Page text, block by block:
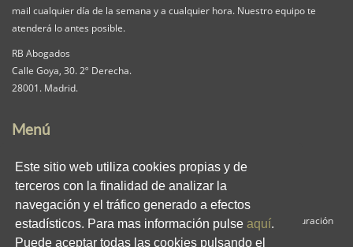
Este sitio web utiliza cookies propias y de
terceros con la finalidad de analizar la
navegación y el tráfico generado a efectos
estadísticos. Para mas información pulseaquí.
Puede aceptar todas las cookies pulsando el
mail cualquier día de la semana y a cualquier hora. Nuestro equipo te
atenderá lo antes posible.
RB Abogados
Calle Goya, 30. 2º Derecha.
28001. Madrid.
Menú
Nuestra Firma Servicios
Pack iguala
Contacta
Clientes
RB en los medios
Enlaces
Privacidad
Aviso Legal
Política de Cookies Panel de Configuración